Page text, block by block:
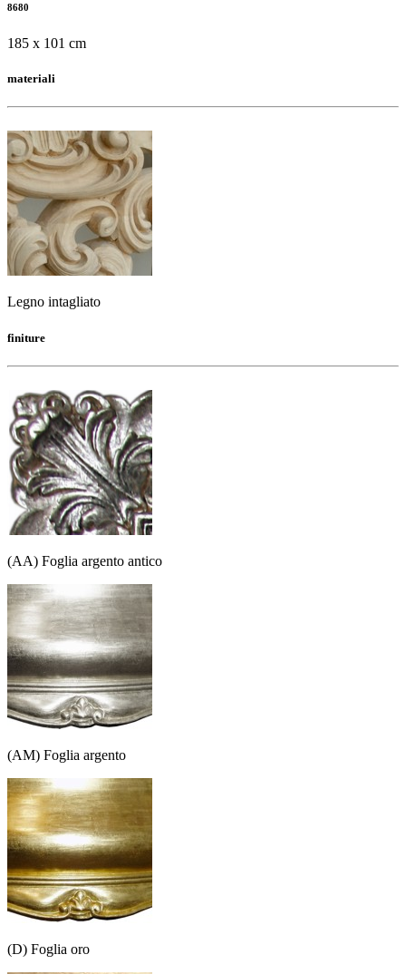
8680
185 x 101 cm
materiali
Legno intagliato
finiture
(AA) Foglia argento antico
(AM) Foglia argento
(D) Foglia oro